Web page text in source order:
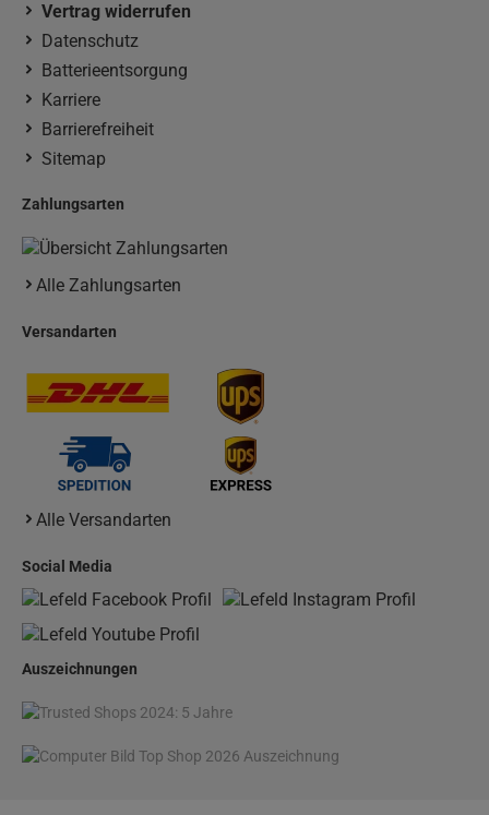
Vertrag widerrufen
Datenschutz
Batterieentsorgung
Karriere
Barrierefreiheit
Sitemap
Zahlungsarten
Alle Zahlungsarten
Versandarten
Alle Versandarten
Social Media
Auszeichnungen